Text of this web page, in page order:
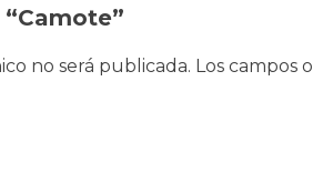
no será publicada. Los campos